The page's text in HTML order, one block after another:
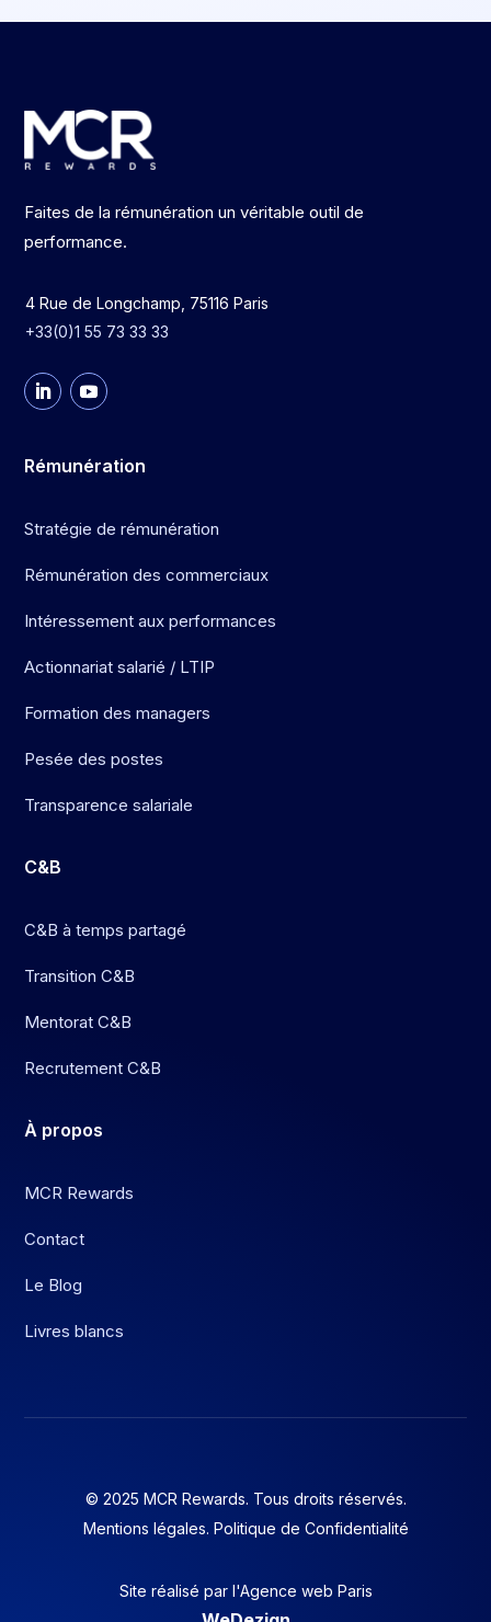
Faites de la rémunération un véritable outil de
performance.
4 Rue de Longchamp, 75116 Paris
+33(0)1 55 73 33 33
Rémunération
Stratégie de rémunération
Rémunération des commerciaux
Intéressement aux performances
Actionnariat salarié / LTIP
Formation des managers
Pesée des postes
Transparence salariale
C&B
C&B à temps partagé
Transition C&B
Mentorat C&B
Recrutement C&B
À propos
MCR Rewards
Contact
Le Blog
Livres blancs
© 2025 MCR Rewards. Tous droits réservés.
Mentions légales. Politique de Confidentialité
Site réalisé par l'Agence web Paris